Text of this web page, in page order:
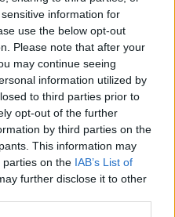
information for
use the below opt-out
Please note that after your
may continue seeing
information utilized by
to third parties prior to
opt-out of the further
by third parties on the
This information may
parties on the IAB’s List of
further disclose it to other